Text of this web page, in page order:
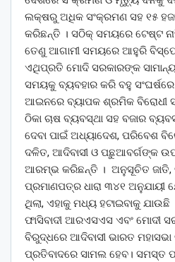
ଲକ୍ଷରୁ ଅଧିକ ସଂକ୍ରମଣ ସହ ୧୫
କରିଛନ୍ତି । ସଠିକ୍ ସମୟରେ ଟେଷ୍ଟ
ତେଣୁ ଆଗାମୀ ସମୟରେ ଆହୁରି
ଏଥିପ୍ରତି ମୋଦି ସରକାରଙ୍କ
ସମୟକୁ ବ୍ୟବହାର କରି ବହୁ
ଆଇନରେ ବ୍ୟାପକ ଶ୍ରମିକ ବିରୋଧୀ
ଠିକା ଚାଷ ବ୍ୟବସ୍ଥା ସହ ବଜାର
ଦେବା ପାଇଁ ଅଧ୍ୟାଦେଶ, ପରିବେଶ
ଦଳିତ, ଆଦିବାସୀ ଓ ପଛୁଆବର୍ଗଙ୍କ
ଆରମ୍ଭ କରିଛନ୍ତି । ଅନୁସୂଚିତ ଜାତି,
ପ୍ରମାଣପତ୍ର ଧାରା ୩୪୧
ଥିଲା, ଏହାକୁ ମଧ୍ୟ ହଟାଇବାକୁ ଯାଉଛି
ଫାସିବାଦୀ ଆରଏସଏସ ଏବଂ ମୋଦୀ
ବିରୁଦ୍ଧରେ ଆଦିବାସୀ ଭାରତ
ପ୍ରତିବାଦରେ ସାମଲ ହେବ। ସମସ୍ତ